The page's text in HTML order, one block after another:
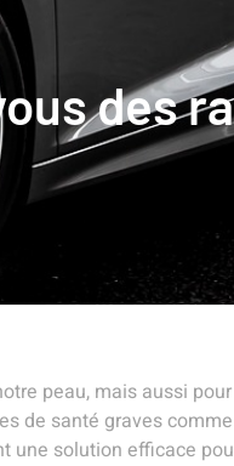
des
peau, mais aussi
de santé graves
une solution efficace